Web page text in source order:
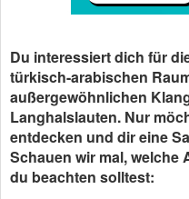
Du interessiert dich für
türkisch-arabischen
außergewöhnlichen
Langhalslauten. Nur
entdecken und dir eine
Schauen wir mal, welche
du beachten solltest: